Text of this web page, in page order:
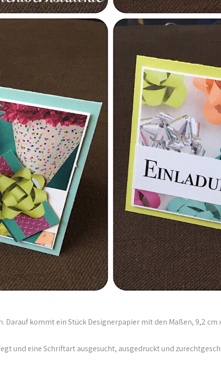
Darauf kommt ein Stück Designerpapier mit den Maßen, 9,2 cm
und eine Schriftart ausgesucht, ausgedruckt und